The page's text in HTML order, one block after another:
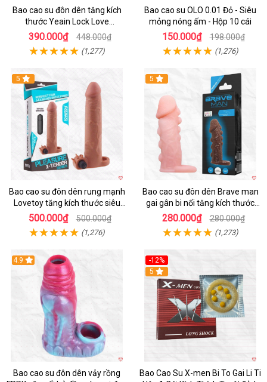
Bao cao su đôn dên tăng kích
thước Yeain Lock Love
Raytheon
390.000₫ 448.000₫
(1,277)
Bao cao su OLO 0.01 Đỏ - Siêu
mỏng nóng ấm - Hộp 10 cái
150.000₫ 198.000₫
(1,276)
5
Bao cao su đôn dên rung mạnh
Lovetoy tăng kích thước siêu
phê
500.000₫ 500.000₫
(1,276)
5
Bao cao su đôn dên Brave man
gai gân bi nổi tăng kích thước
kéo dài thời gian
280.000₫ 280.000₫
(1,273)
4.9
Bao cao su đôn dên vảy rồng
-12%
Hot
5
Bao Cao Su X-men Bi To Gai Li Ti